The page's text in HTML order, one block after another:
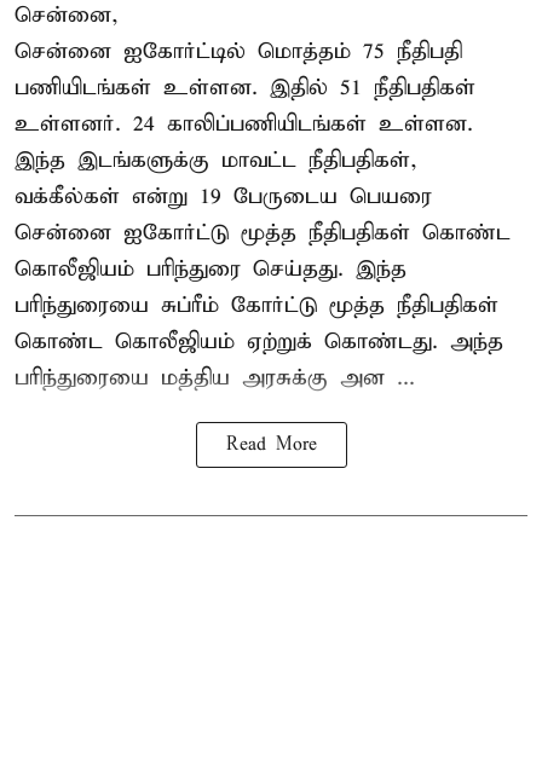
சென்னை,
சென்னை ஐகோர்ட்டில் மொத்தம் 75 நீதிபதி
பணியிடங்கள் உள்ளன. இதில் 51 நீதிபதிகள்
உள்ளனர். 24 காலிப்பணியிடங்கள் உள்ளன.
இந்த இடங்களுக்கு மாவட்ட நீதிபதிகள்,
வக்கீல்கள் என்று 19 பேருடைய பெயரை
சென்னை ஐகோர்ட்டு மூத்த நீதிபதிகள் கொண்ட
கொலீஜியம் பரிந்துரை செய்தது. இந்த
பரிந்துரையை சுப்ரீம் கோர்ட்டு மூத்த நீதிபதிகள்
கொண்ட கொலீஜியம் ஏற்றுக் கொண்டது. அந்த
பரிந்துரையை மத்திய அரசுக்கு அன ...
Read More